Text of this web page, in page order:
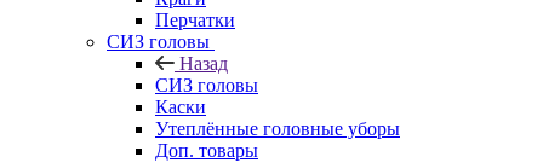
Перчатки
СИЗ головы
Назад
СИЗ головы
Каски
Утеплённые головные уборы
Доп. товары